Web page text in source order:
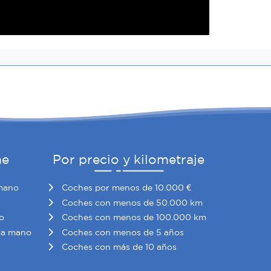
mano
Por precio y kilometraje
Coches por menos de 10.000 €
Coches con menos de 50.000 km
Coches con menos de 100.000 km
Coches con menos de 5 años
Coches con más de 10 años